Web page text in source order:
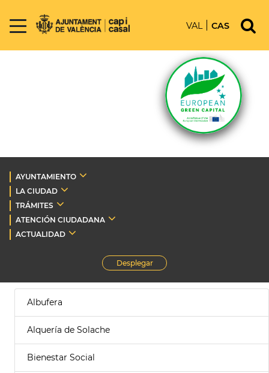
VAL CAS
AYUNTAMIENTO
LA CIUDAD
TRÁMITES
ATENCIÓN CIUDADANA
ACTUALIDAD
Desplegar
Albufera
Alquería de Solache
Bienestar Social